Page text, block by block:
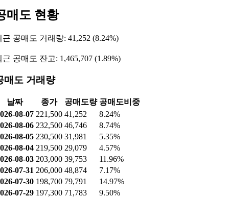
매도 현황
근 공매도 거래량: 41,252 (8.24%)
근 공매도 잔고: 1,465,707 (1.89%)
매도 거래량
날짜 종가 공매도량 공매도비중
08-07 221,500 41,252
8.24%
08-06 232,500 46,746
8.74%
08-05 230,500 31,981
5.35%
08-04 219,500 29,079
4.57%
08-03 203,000 39,753
11.96%
07-31 206,000 48,874
7.17%
07-30 198,700 79,791
14.97%
07-29 197,300 71,783
9.50%